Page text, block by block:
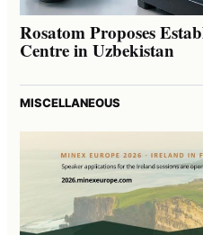
Rosatom Proposes
Centre in Uzbekistan
MISCELLANEOUS